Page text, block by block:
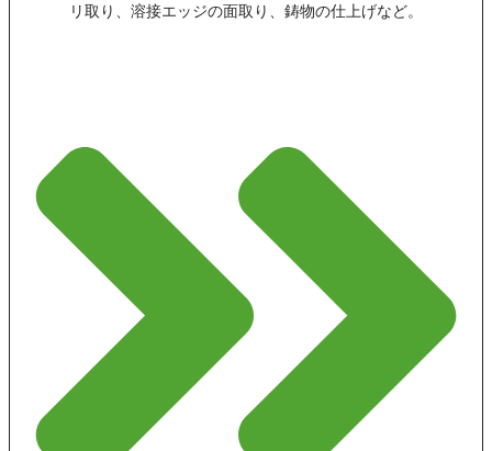
リ取り、溶接エッジの面取り、鋳物の仕上げなど。